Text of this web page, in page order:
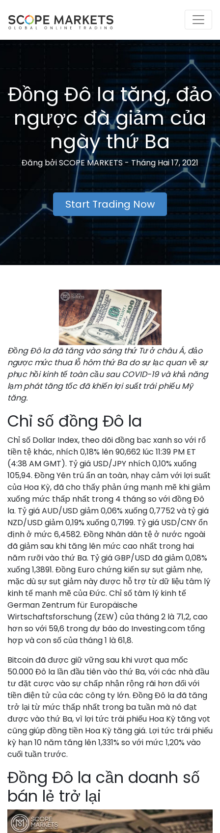
content
Đồng Đô la tăng, đảo
ngược đà giảm của
ngày thứ Ba
Đăng bởiSCOPE MARKETS - Tháng Hai 17, 2021
Start Trading Now
Đồng Đô la đã tăng vào sáng thứ Tư ở châu Á, đảo
ngược mức thua lỗ hôm thứ Ba do sự lạc quan về sự
phục hồi kinh tế toàn cầu sau COVID-19 và khả năng
lạm phát tăng tốc đã khiến lợi suất trái phiếu Mỹ
tăng.
Chỉ số đồng Đô la
Chỉ số Dollar Index, theo dõi đồng bạc xanh so với rổ
tiền tệ khác, nhích 0,18% lên 90,662 lúc 11:39 PM ET
(4:38 AM GMT). Tỷ giá USD/JPY nhích 0,10% xuống
105,94. Đồng Yên trú ẩn an toàn, nhạy cảm với lợi suất
của Hoa Kỳ, đã cho thấy phản ứng mạnh mẽ khi giảm
xuống mức thấp nhất trong 4 tháng so với đồng Đô
la. Tỷ giá AUD/USD giảm 0,06% xuống 0,7752 và tỷ giá
NZD/USD giảm 0,19% xuống 0,7199. Tỷ giá USD/CNY ổn
định ở mức 6,4582. Đồng Nhân dân tệ ở nước ngoài
đã giảm sau khi tăng lên mức cao nhất trong hai
năm rưỡi vào thứ Ba. Tỷ giá GBP/USD đã giảm 0,08%
xuống 1,3891. Đồng Euro chứng kiến ​​sự sụt giảm nhẹ,
mặc dù sự sụt giảm này được hỗ trợ từ dữ liệu tâm lý
kinh tế mạnh mẽ của Đức. Chỉ số tâm lý kinh tế
German Zentrum für Europäische
Wirtschaftsforschung (ZEW) của tháng 2 là 71,2, cao
hơn so với 59,6 trong dự báo do Investing.com tổng
hợp và con số của tháng 1 là 61,8.
Bitcoin đã được giữ vững sau khi vượt qua mốc
50.000 Đô la ​​lần đầu tiên vào thứ Ba, với các nhà đầu
tư đặt cược vào sự chấp nhận rộng rãi hơn đối với
tiền điện tử của các công ty lớn. Đồng Đô la đã tăng
trở lại từ mức thấp nhất trong ba tuần mà nó đạt
được vào thứ Ba, vì lợi tức trái phiếu Hoa Kỳ tăng vọt
cũng giúp đồng tiền Hoa Kỳ tăng giá. Lợi tức trái phiếu
kỳ hạn 10 năm tăng lên 1,331% so với mức 1,20% vào
cuối tuần trước.
Đồng Đô la cần doanh số
bán lẻ trở lại